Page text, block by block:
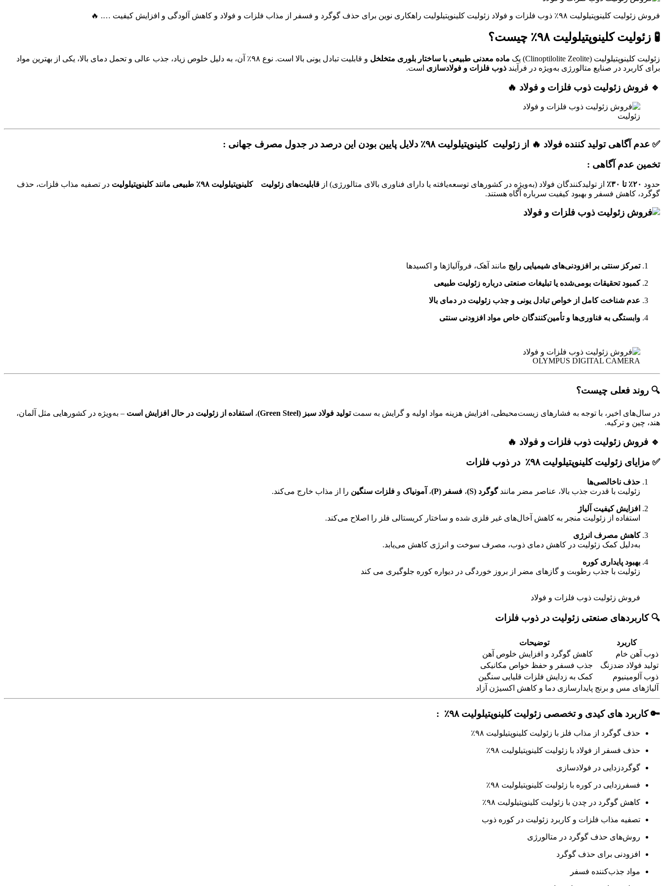
فروش زئولیت کلینوپتیلولیت ۹۸٪ ذوب فلزات و فولاد زئولیت کلینوپتیلولیت راهکاری نوین برای حذف گوگرد و فسفر از مذاب فلزات و فولاد و کاهش آلودگی و افزایش کیفیت …. 🔥
🧪 زئولیت کلینوپتیلولیت ۹۸٪ چیست؟
زئولیت کلینوپتیلولیت (Clinoptilolite Zeolite) یک ماده معدنی طبیعی با ساختار بلوری متخلخل
و قابلیت تبادل یونی بالا است. نوع ۹۸٪ آن، به دلیل خلوص زیاد، جذب عالی و تحمل دمای بالا، یکی از بهترین مواد
برای کاربرد در صنایع متالورژی به‌ویژه در فرآیند ذوب فلزات و فولادسازی است.
🔹 فروش زئولیت ذوب فلزات و فولاد 🔥
زئولیت
✅ عدم آگاهی تولید کننده فولاد 🔥 از زئولیت کلینوپتیلولیت ۹۸٪ دلایل پایین بودن این درصد در جدول مصرف جهانی :
تخمین عدم آگاهی :
حدود ۲۰٪ تا ۳۰٪ از تولیدکنندگان فولاد (به‌ویژه در کشورهای توسعه‌یافته یا دارای فناوری بالای متالورژی) از قابلیت‌های زئولیت کلینوپتیلولیت ۹۸٪ طبیعی مانند کلینوپتیلولیت
در تصفیه مذاب فلزات، حذف
گوگرد، کاهش فسفر و بهبود کیفیت سرباره آگاه هستند.
تمرکز سنتی بر افزودنی‌های شیمیایی رایج مانند آهک، فروآلیاژها و اکسیدها
کمبود تحقیقات بومی‌شده یا تبلیغات صنعتی درباره زئولیت طبیعی
عدم شناخت کامل از خواص تبادل یونی و جذب زئولیت در دمای بالا
وابستگی به فناوری‌ها و تأمین‌کنندگان خاص مواد افزودنی سنتی
OLYMPUS DIGITAL CAMERA
🔍 روند فعلی چیست؟
در سال‌های اخیر، با توجه به فشارهای زیست‌محیطی، افزایش هزینه مواد اولیه و گرایش به سمتتولید فولاد سبز (Green Steel) ، استفاده از زئولیت در حال افزایش است – به‌ویژه در کشورهایی مثل آلمان،
هند، چین و ترکیه.
🔹 فروش زئولیت ذوب فلزات و فولاد 🔥
✅ مزایای زئولیت کلینوپتیلولیت ۹۸٪ در ذوب فلزات
حذف ناخالصی‌ها
زئولیت با قدرت جذب بالا، عناصر مضر مانندگوگرد (S) ، فسفر (P) ، آمونیاک و فلزات سنگین را از مذاب خارج می‌کند.
افزایش کیفیت آلیاژ
استفاده از زئولیت منجر به کاهش آخال‌های غیر فلزی شده و ساختار کریستالی فلز را اصلاح می‌کند.
کاهش مصرف انرژی
به‌دلیل کمک زئولیت در کاهش دمای ذوب، مصرف سوخت و انرژی کاهش می‌یابد.
بهبود پایداری کوره
زئولیت با جذب رطوبت و گازهای مضر از بروز خوردگی در دیواره کوره جلوگیری می کند
فروش زئولیت ذوب فلزات و فولاد
🔍کاربردهای صنعتی زئولیت در ذوب فلزات
کاربرد
توضیحات
ذوب آهن خام
کاهش گوگرد و افزایش خلوص آهن
تولید فولاد ضدزنگ
جذب فسفر و حفظ خواص مکانیکی
ذوب آلومینیوم
کمک به زدایش فلزات قلیایی سنگین
آلیاژهای مس و برنج پایدارسازی دما و کاهش اکسیژن آزاد
🔑کاربرد های کیدی و تخصصی زئولیت کلینوپتیلولیت ۹۸٪ :
حذف گوگرد از مذاب فلز با زئولیت کلینوپتیلولیت ۹۸٪
حذف فسفر از فولاد با زئولیت کلینوپتیلولیت ۹۸٪
گوگردزدایی در فولادسازی
فسفرزدایی در کوره با زئولیت کلینوپتیلولیت ۹۸٪
کاهش گوگرد در چدن با زئولیت کلینوپتیلولیت ۹۸٪
تصفیه مذاب فلزات و کاربرد زئولیت در کوره ذوب
روش‌های حذف گوگرد در متالورژی
افزودنی برای حذف گوگرد
مواد جذب‌کننده فسفر